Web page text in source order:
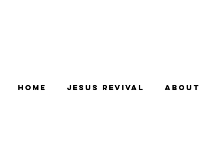
Home Jesus Revival About